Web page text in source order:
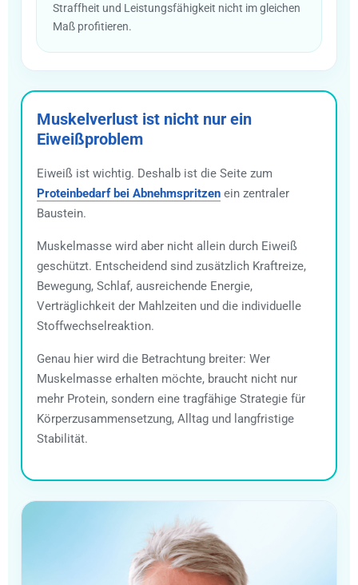
Straffheit und Leistungsfähigkeit nicht im gleichen
Maß profitieren.
Muskelverlust ist nicht nur ein
Eiweißproblem
Eiweiß ist wichtig. Deshalb ist die Seite zum
Proteinbedarf bei Abnehmspritzen ein zentraler
Baustein.
Muskelmasse wird aber nicht allein durch Eiweiß
geschützt. Entscheidend sind zusätzlich Kraftreize,
Bewegung, Schlaf, ausreichende Energie,
Verträglichkeit der Mahlzeiten und die individuelle
Stoffwechselreaktion.
Genau hier wird die Betrachtung breiter: Wer
Muskelmasse erhalten möchte, braucht nicht nur
mehr Protein, sondern eine tragfähige Strategie für
Körperzusammensetzung, Alltag und langfristige
Stabilität.